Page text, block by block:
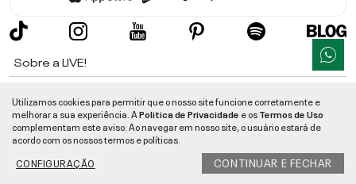
Sobre a LIVE!
Informações
Utilizamos cookies para permitir que o nosso site funcione corretamente e
melhorar a sua experiência. APolitica de Privacidade e osTermos de Uso
complementam este aviso. Ao navegar em nosso site, o usuário estará de
acordo com os nossos termos e políticas.
CONFIGURAÇÃO
CONTINUAR E FECHAR